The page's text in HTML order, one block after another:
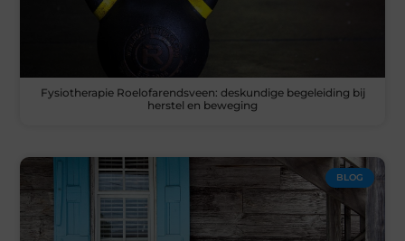
Fysiotherapie Roelofarendsveen: deskundige begeleiding bij
herstel en beweging
BLOG